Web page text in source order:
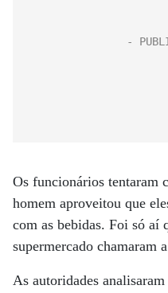
Os funcionários tentaram
homem aproveitou que
com as bebidas. Foi só aí
supermercado chamaram
As autoridades